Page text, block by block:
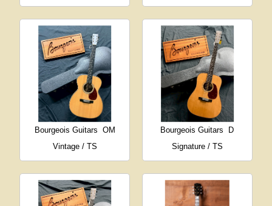
Bourgeois Guitars OM
Vintage / TS
Bourgeois Guitars
D
Signature / TS